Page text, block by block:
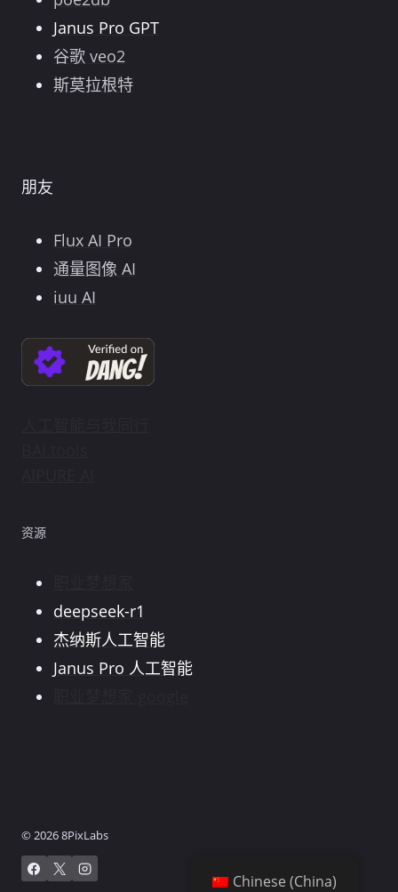
Janus Pro GPT
谷歌 veo2
斯莫拉根特
朋友
Flux AI Pro
通量图像 AI
iuu AI
资源
deepseek-r1
杰纳斯人工智能
Janus Pro 人工智能
© 2026 8PixLabs
Chinese (China)